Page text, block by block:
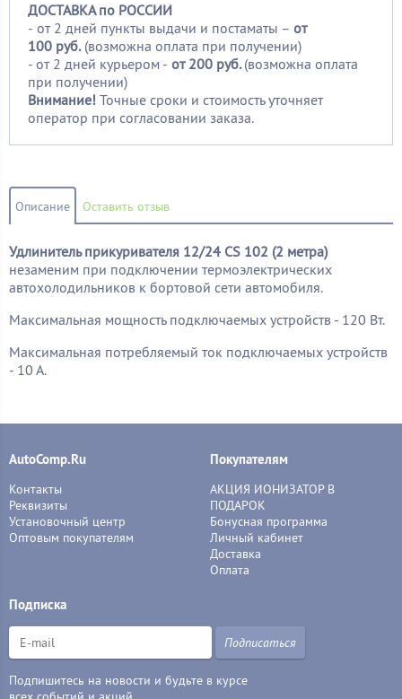
ДОСТАВКА по РОССИИ
- от 2 дней пункты выдачи и постаматы – от
100 руб. (возможна оплата при получении)
- от 2 дней курьером - от 200 руб.(возможна оплата
при получении)
Внимание! Точные сроки и стоимость уточняет
оператор при согласовании заказа.
Описание Оставить отзыв
Удлинитель прикуривателя 12/24 CS 102 (2 метра)
незаменим при подключении термоэлектрических
автохолодильников к бортовой сети автомобиля.
Максимальная мощность подключаемых устройств - 120 Вт.
Максимальная потребляемый ток подключаемых устройств
- 10 А.
AutoComp.Ru
Контакты
Реквизиты
Установочный центр
Оптовым покупателям
Покупателям
АКЦИЯ ИОНИЗАТОР В
ПОДАРОК
Бонусная программа
Личный кабинет
Доставка
Оплата
Подписка
Подписаться
Подпишитесь на новости и будьте в курсе